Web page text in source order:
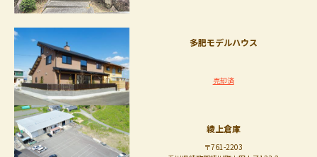
多肥モデルハウス
売却済
綾上倉庫
〒761-2203